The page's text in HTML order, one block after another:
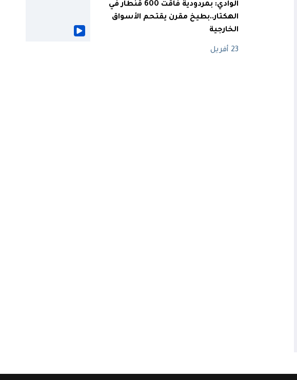
الوادي: بمردودية فاقت 600 قنطار في
الهكتار..بطيخ مقرن يقتحم الأسواق
الخارجية
23 أفريل